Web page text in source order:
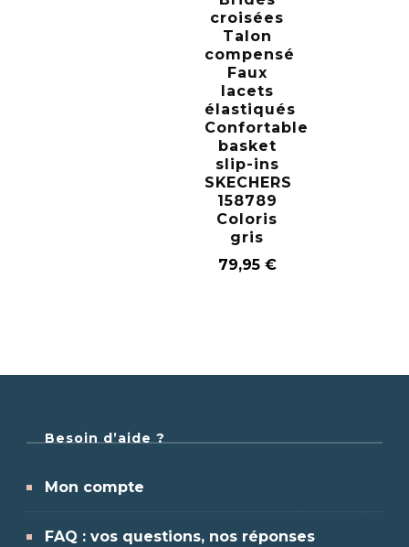
croisées
Talon
compensé
Faux
lacets
élastiqués
Confortable
basket
slip-ins
SKECHERS
158789
Coloris
gris
79,95 €
Besoin d’aide ?
Mon compte
FAQ : vos questions, nos réponses